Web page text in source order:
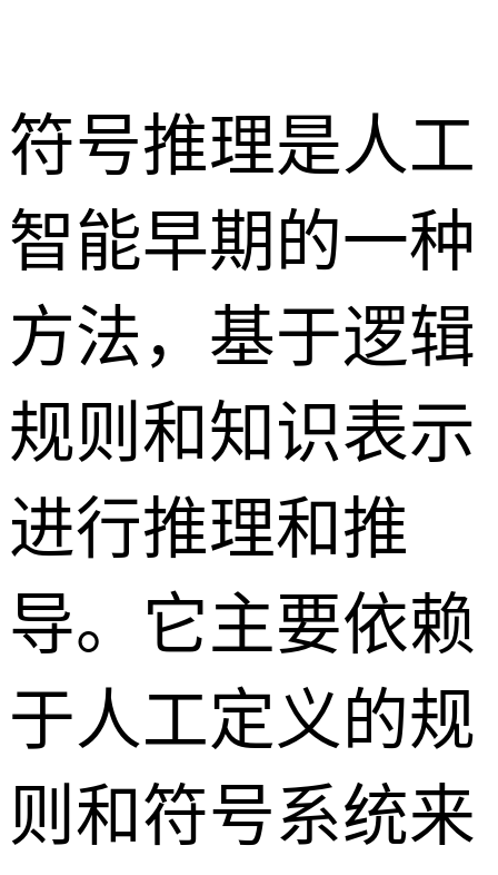
符号推理是人工
智能早期的一种
方法，基于逻辑
规则和知识表示
进行推理和推
导。它主要依赖
于人工定义的规
则和符号系统来